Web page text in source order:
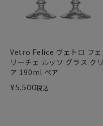
Vetro Felice ヴェトロ フェ
リーチェ ルッソ グラス クリ
ア 190ml ペア
¥5,500税込